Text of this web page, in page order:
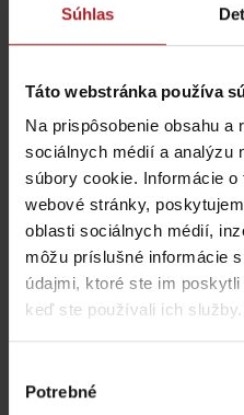
Súhlas
Táto webstránka používa
Na prispôsobenie obsahu
sociálnych médií a analýzu
súbory cookie. Informácie
webové stránky,
oblasti sociálnych médií,
môžu príslušné informácie
údajmi, ktoré ste im
keď ste používali ich služby.
súhlasu
Potrebné
očami tých,